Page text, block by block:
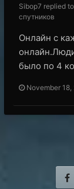
Sibop7 replied
спутников
Онлайн с
было по 4
November 18,